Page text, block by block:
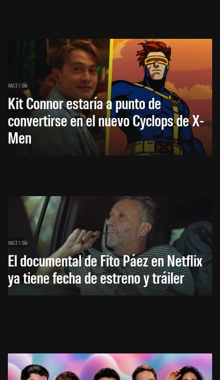
HACE 1 DÍA
Kit Connor estaría a punto de
convertirse en el nuevo Cyclops de X-
Men
HACE 1 DÍA
El documental de Fito Páez en Netflix
ya tiene fecha de estreno y tráiler